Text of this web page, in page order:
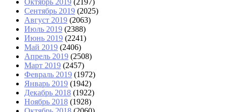
Октябрь 2019 (2197)
Сентябрь 2019 (2025)
Август 2019 (2063)
Июль 2019 (2388)
Июнь 2019 (2241)
Май 2019 (2406)
Апрель 2019 (2508)
Март 2019 (2457)
Февраль 2019 (1972)
Январь 2019 (1942)
Декабрь 2018 (1922)
Ноябрь 2018 (1928)